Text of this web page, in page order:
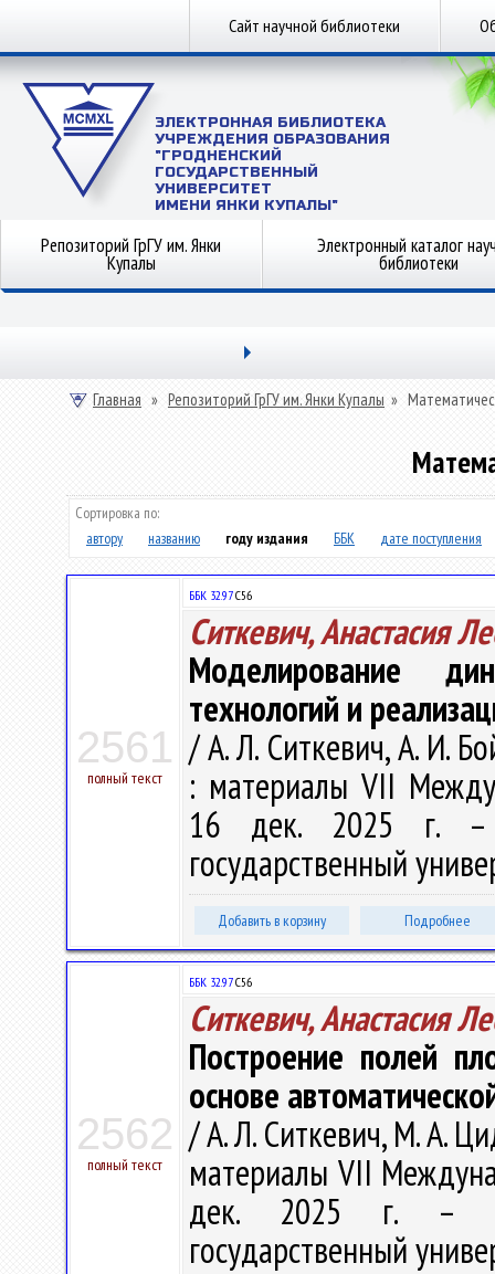
Сайт научной библиотеки
ЭЛЕКТРОННАЯ БИБЛИОТЕКА
УЧРЕЖДЕНИЯ ОБРАЗОВАНИЯ
"ГРОДНЕНСКИЙ
ГОСУДАРСТВЕННЫЙ
УНИВЕРСИТЕТ
ИМЕНИ ЯНКИ КУПАЛЫ"
Репозиторий ГрГУ им. Янки
Купалы
Электронный каталог
библиотеки
Главная » Репозиторий ГрГУ им. Янки Купалы »
Сортировка по:
автору
названию году издания ББК дате поступления
2561
полный текст
ББК 32.97С56
Ситкевич, Анастасия
Моделирование
технологий и
/ А. Л. Ситкевич, А. И.
: материалы VII
16 дек. 2025 г. –
государственный
Добавить в корзину Подробнее
2562
полный текст
ББК 32.97С56
Ситкевич, Анастасия
Построение полей
основе
/ А. Л. Ситкевич, М. А.
материалы VII
дек. 2025 г. –
государственный